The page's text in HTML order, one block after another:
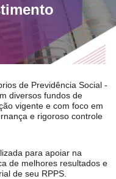
de Previdência Social -
diversos fundos de
vigente e com foco em
e rigoroso controle
para apoiar na
de melhores resultados e
de seu RPPS.